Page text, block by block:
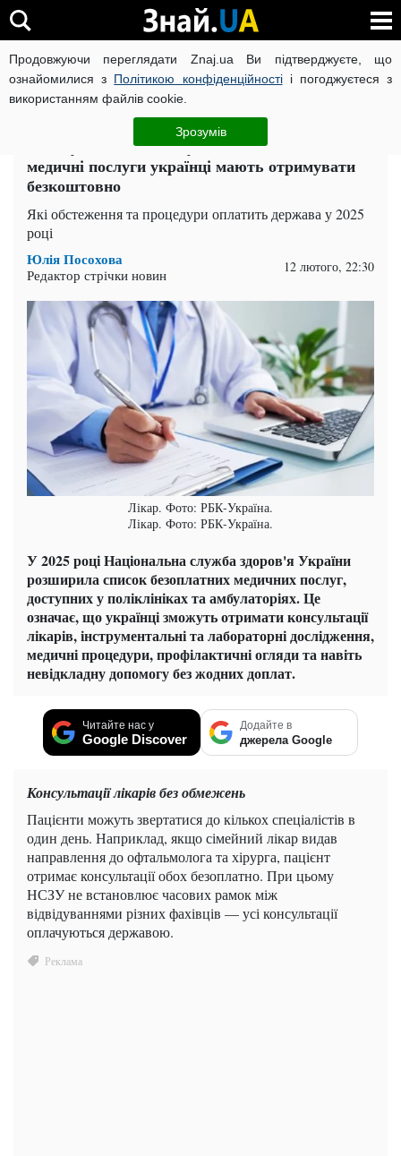
Продовжуючи переглядати Znaj.ua Ви підтверджуєте, що
ознайомилися з Політикою конфіденційностіі погоджуєтеся з
використанням файлів cookie.
Зрозумів
ВІЙНА РОСІЇ ПРОТИ УКРАЇНИ КОРОНАВІРУС В УКРАЇНІ
Закарпаття ЧИТАТЬ НА РУССКОМ
За лікування не візьмуть ані копійки: які
медичні послуги українці мають отримувати
безкоштовно
Які обстеження та процедури оплатить держава у 2025
році
Юлія Посохова
Редактор стрічки новин 12 лютого, 22:30
Лікар. Фото: РБК-Україна.
Лікар. Фото: РБК-Україна.
У 2025 році Національна служба здоров'я України
розширила список безоплатних медичних послуг,
доступних у поліклініках та амбулаторіях. Це
означає, що українці зможуть отримати консультації
лікарів, інструментальні та лабораторні дослідження,
медичні процедури, профілактичні огляди та навіть
невідкладну допомогу без жодних доплат.
Читайте нас у
Google Discover
Додайте в
джерела Google
Консультації лікарів без обмежень
Пацієнти можуть звертатися до кількох спеціалістів в
один день. Наприклад, якщо сімейний лікар видав
направлення до офтальмолога та хірурга, пацієнт
отримає консультації обох безоплатно. При цьому
НСЗУ не встановлює часових рамок між
відвідуваннями різних фахівців — усі консультації
оплачуються державою.